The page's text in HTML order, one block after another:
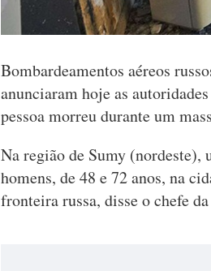
Bombardeamentos aéreos
anunciaram hoje as
pessoa morreu durante um
Na região de Sumy (nordeste),
homens, de 48 e 72 anos, na
fronteira russa, disse o chefe